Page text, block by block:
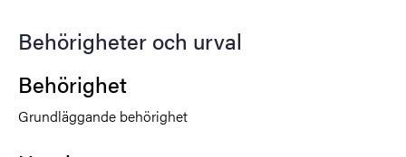
Behörigheter och urval
Behörighet
Grundläggande behörighet